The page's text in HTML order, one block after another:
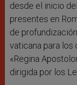
desde el inicio
presentes en
de
vaticana para los
«Regina
dirigida por los